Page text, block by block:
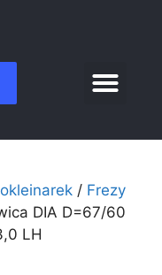
/ Frezy
DIA D=67/60
LH